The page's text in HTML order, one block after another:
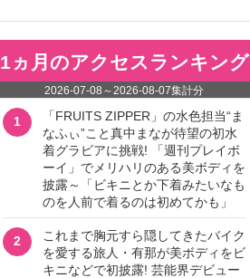
1ヵ月のアクセスランキング
2026-07-08 ～2026-08-07集計分
1
「FRUITS ZIPPER」の水色担当“ま
なふぃ”こと真中まなが待望の初水
着グラビアに挑戦! 「週刊プレイボ
ーイ」でメリハリのある美ボディを
披露～「ビキニとか下着みたいなも
のを人前で着るのは初めてかも」
2
これまで胸元すら隠してきたバイク
を愛する旅人・有那が美ボディをビ
キニなどで初披露! 芸能界デビュー